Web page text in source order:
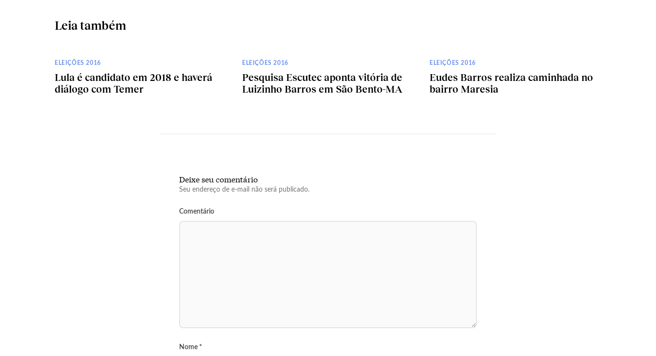
Leia também
ELEIÇÕES 2016
Lula é candidato em 2018 e haverá
diálogo com Temer
ELEIÇÕES 2016
Pesquisa Escutec aponta vitória de
Luizinho Barros em São Bento-MA
ELEIÇÕES 2016
Eudes Barros realiza caminhada no
bairro Maresia
Deixe seu comentário
Seu endereço de e-mail não será publicado.
Comentário
Nome *